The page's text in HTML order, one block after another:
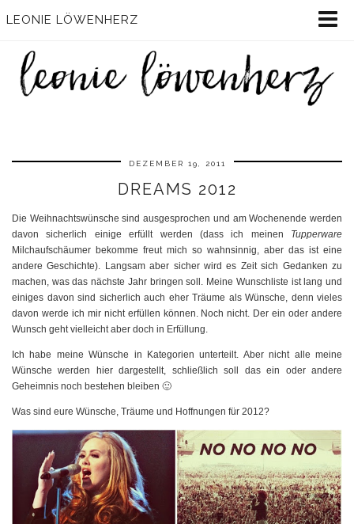
LEONIE LÖWENHERZ
DEZEMBER 19, 2011
DREAMS 2012
Die Weihnachtswünsche sind ausgesprochen und am Wochenende werden
davon sicherlich einige erfüllt werden (dass ich meinen Tupperware
Milchaufschäumer bekomme freut mich so wahnsinnig, aber das ist eine
andere Geschichte). Langsam aber sicher wird es Zeit sich Gedanken zu
machen, was das nächste Jahr bringen soll. Meine Wunschliste ist lang und
einiges davon sind sicherlich auch eher Träume als Wünsche, denn vieles
davon werde ich mir nicht erfüllen können. Noch nicht. Der ein oder andere
Wunsch geht vielleicht aber doch in Erfüllung.
Ich habe meine Wünsche in Kategorien unterteilt. Aber nicht alle meine
Wünsche werden hier dargestellt, schließlich soll das ein oder andere
Geheimnis noch bestehen bleiben 🙂
Was sind eure Wünsche, Träume und Hoffnungen für 2012?